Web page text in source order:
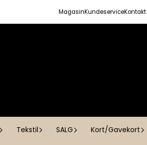
MagasinKundeservice
Tekstil SALG Kort/Gavekort